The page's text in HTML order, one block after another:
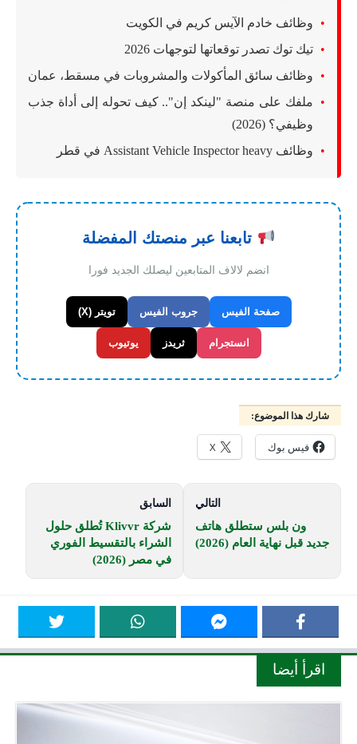
وظائف خادم الآيس كريم في الكويت
تيك توك تصدر توقعاتها لتوجهات 2026
وظائف سائق المأكولات والمشروبات في مسقط، عمان
ملفك على منصة "لينكد إن".. كيف تحوله إلى أداة جذب
وظيفي؟ (2026)
وظائف Assistant Vehicle Inspector heavy في قطر
تابعنا عبر منصتك المفضلة
انضم لالاف المتابعين ليصلك الجديد فورا
صفحة الفيس جروب الفيس تويتر (X)
انستجرام ثريدز يوتيوب
شارك هذا الموضوع:
فيس بوك X
التالي
ون بلس ستطلق هاتف
جديد قبل نهاية العام (2026)
السابق
شركة Klivvr تُطلق حلول
الشراء بالتقسيط الفوري
في مصر (2026)
اقرأ أيضا